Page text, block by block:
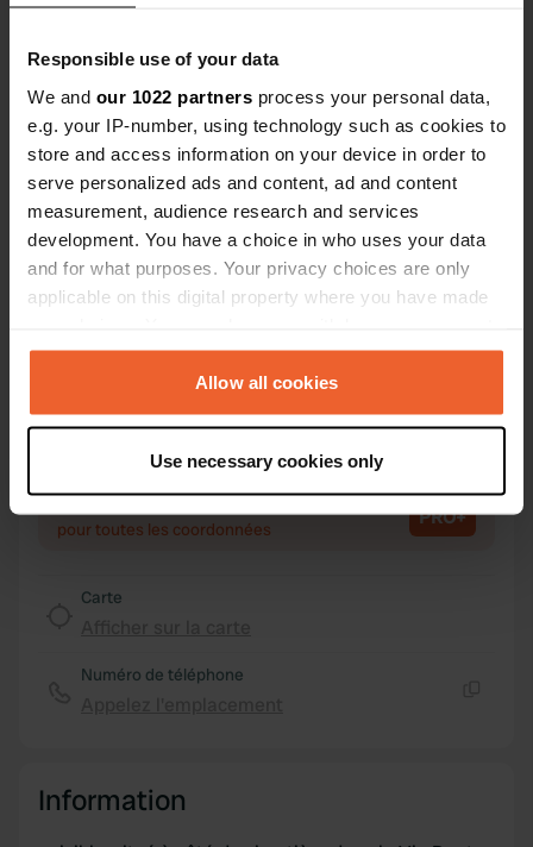
Responsible use of your data
We and our 1022 partners process your personal data,
e.g. your IP-number, using technology such as cookies to
store and access information on your device in order to
serve personalized ads and content, ad and content
measurement, audience research and services
development. You have a choice in who uses your data
and for what purposes. Your privacy choices are only
applicable on this digital property where you have made
any time from the Cookie Declaration or by clicking on
the Privacy trigger icon.
Collect information about your geographical location
which can be accurate to within several meters
Identify your device by actively scanning it for
Find out more about how your personal data is processed
We use cookies to personalise content and ads, to
may combine it with other information that you’ve
Allow all cookies
Use necessary cookies only
Contact
Emplacement
Frazione Veggiola
29025, Gropparello, Italie
Coordonnées
Copie
44.83501 9.73088
Code du site
pour toutes les coordonnées PRO+
Carte
Numéro de téléphone
Information